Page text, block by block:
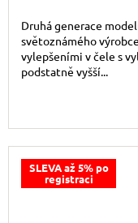
Druhá generace
světoznámého
vylepšeními v čele s
podstatně vyšší...
SLEVA až 5% po
registraci